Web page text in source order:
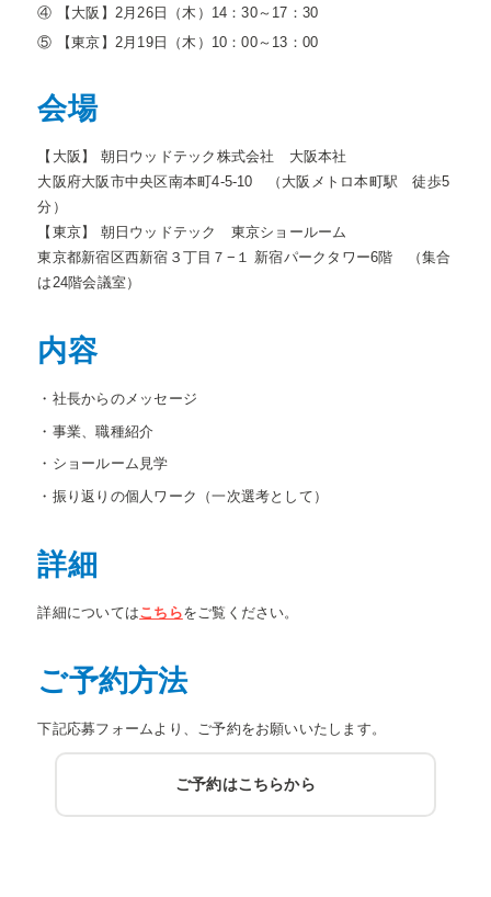
④ 【大阪】2月26日（木）14：30～17：30
⑤ 【東京】2月19日（木）10：00～13：00
会場
【大阪】 朝日ウッドテック株式会社 大阪本社
大阪府大阪市中央区南本町4-5-10 （大阪メトロ本町駅 徒歩5
分）
【東京】 朝日ウッドテック 東京ショールーム
東京都新宿区西新宿３丁目７−１ 新宿パークタワー6階 （集合
は24階会議室）
内容
・社長からのメッセージ
・事業、職種紹介
・ショールーム見学
・振り返りの個人ワーク（一次選考として）
詳細
詳細についてはこちらをご覧ください。
ご予約方法
下記応募フォームより、ご予約をお願いいたします。
ご予約はこちらから